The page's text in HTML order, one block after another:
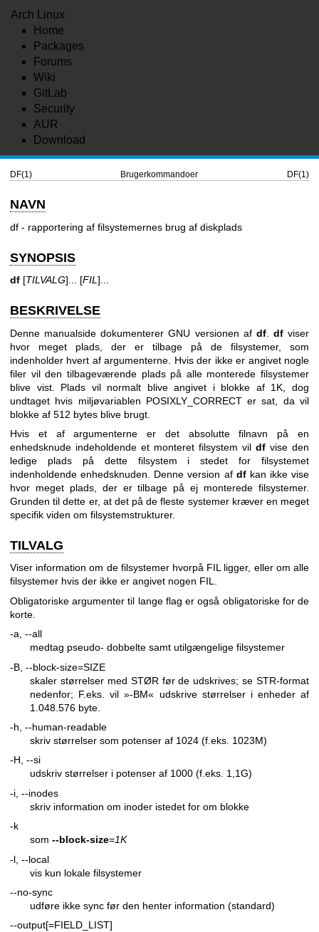
Arch Linux
Home
Packages
Forums
Wiki
GitLab
Security
AUR
Download
DF(1) Brugerkommandoer DF(1)
NAVN
df - rapportering af filsystemernes brug af diskplads
SYNOPSIS
df [TILVALG]... [FIL ]...
BESKRIVELSE
Denne manualside dokumenterer GNU versionen af df. dfviser
hvor meget plads, der er tilbage på de filsystemer, som
indenholder hvert af argumenterne. Hvis der ikke er angivet nogle
filer vil den tilbageværende plads på alle monterede filsystemer
blive vist. Plads vil normalt blive angivet i blokke af 1K, dog
undtaget hvis miljøvariablen POSIXLY_CORRECT er sat, da vil
blokke af 512 bytes blive brugt.
Hvis et af argumenterne er det absolutte filnavn på en
enhedsknude indeholdende et monteret filsystem vil df vise den
ledige plads på dette filsystem i stedet for filsystemet
indenholdende enhedsknuden. Denne version af dfkan ikke vise
hvor meget plads, der er tilbage på ej monterede filsystemer.
Grunden til dette er, at det på de fleste systemer kræver en meget
specifik viden om filsystemstrukturer.
TILVALG
Viser information om de filsystemer hvorpå FIL ligger, eller om alle
filsystemer hvis der ikke er angivet nogen FIL.
Obligatoriske argumenter til lange flag er også obligatoriske for de
korte.
-a, --all
medtag pseudo- dobbelte samt utilgængelige filsystemer
-B, --block-size=SIZE
skaler størrelser med STØR før de udskrives; se STR-format
nedenfor; F.eks. vil »-BM« udskrive størrelser i enheder af
1.048.576 byte.
-h, --human-readable
skriv størrelser som potenser af 1024 (f.eks. 1023M)
-H, --si
udskriv størrelser i potenser af 1000 (f.eks. 1,1G)
-i, --inodes
skriv information om inoder istedet for om blokke
-k
som --block-size=1K
-l, --local
vis kun lokale filsystemer
--no-sync
udføre ikke sync før den henter information (standard)
--output[=FIELD_LIST]